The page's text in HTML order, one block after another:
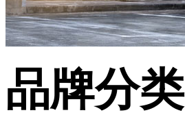
品牌分类